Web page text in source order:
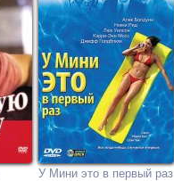
У Мини это в первый раз